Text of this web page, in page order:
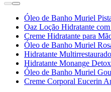
Óleo de Banho Muriel
Oaz Loção Hidratante
Creme Hidratante para
Óleo de Banho Muriel
Hidratante
Hidratante Monange
Óleo de Banho Muriel
Creme Corporal Eucerin